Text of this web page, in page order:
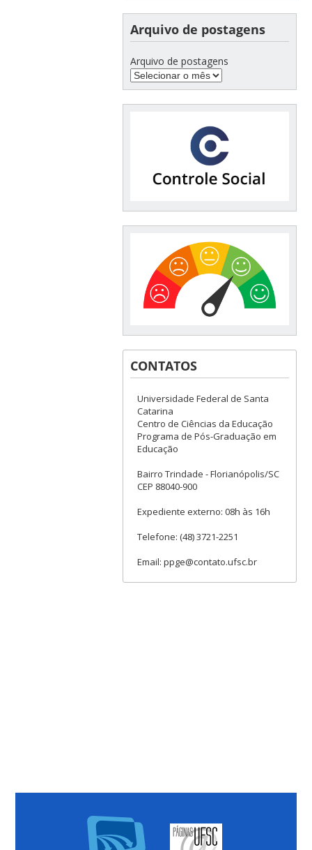
Arquivo de postagens
Arquivo de postagens
CONTATOS
Universidade Federal de Santa
Catarina
Centro de Ciências da Educação
Programa de Pós-Graduação em
Educação
Bairro Trindade - Florianópolis/SC
CEP 88040-900
Expediente externo: 08h às 16h
Telefone: (48) 3721-2251
Email: ppge@contato.ufsc.br